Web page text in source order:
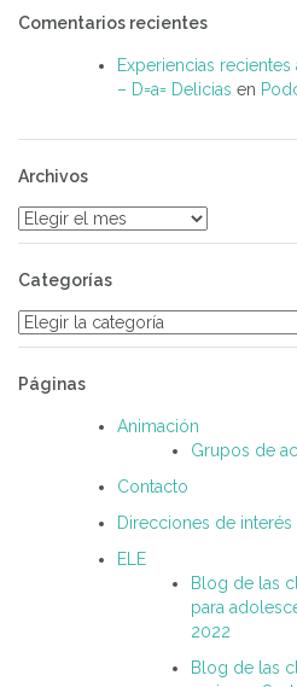
Comentarios recientes
Experiencias
– D=a= Delicias en
Archivos
Archivos
Categorías
Categorías
Páginas
Animación
Grupos de
Contacto
Direcciones de interés
ELE
Blog de las
para
2022
Blog de las